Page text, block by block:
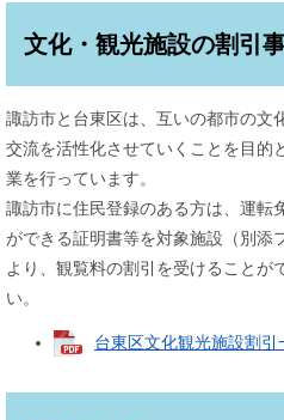
文化・観光施設の割引
諏訪市と台東区は、互いの都市の文
交流を活性化させていくことを目的
業を行っています。
諏訪市に住民登録のある方は、運転
ができる証明書等を対象施設（別添
より、観覧料の割引を受けることが
い。
台東区文化観光施設割